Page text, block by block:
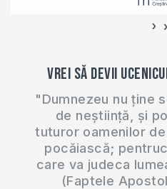
‹ ›
Vrei să devii
"Dumnezeu nu ține
de neștiință, și
tuturor oamenilor
pocăiască;
care va judeca
(Faptele